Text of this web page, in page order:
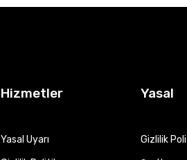
Hizmetler
Yasal Uyarı
Yasal
Gizlilik